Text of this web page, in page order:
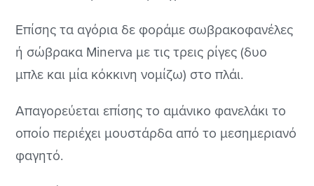
Επίσης τα αγόρια δε φοράμε σωβρακοφανέλες
ή σώβρακα Minerva με τις τρεις ρίγες (δυο
μπλε και μία κόκκινη νομίζω) στο πλάι.
Απαγορεύεται επίσης το αμάνικο φανελάκι το
οποίο περιέχει μουστάρδα από το μεσημεριανό
φαγητό.